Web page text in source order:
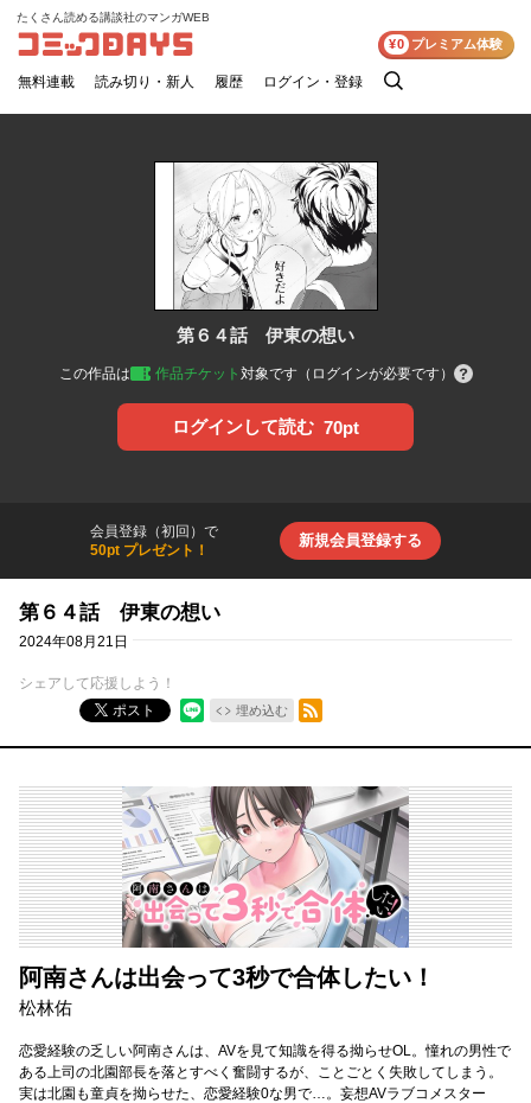
コミックDAYS
たくさん読める講談社のマンガWEB
無料連載 読み切り・新人 履歴 ログイン・登録
検
¥0 プレミアム体験
第６４話 伊東の想い
この作品は 作品チケット 対象です（ログインが必要です）
ログインして読む 70pt
会員登録（初回）で
50pt プレゼント！
新規会員登録する
第６４話 伊東の想い
2024年08月21日
シェアして応援しよう！
ポスト
埋め込む
RSSフィード
阿南さんは出会って3秒で合体したい！
松林佑
恋愛経験の乏しい阿南さんは、AVを見て知識を得る拗らせOL。憧れの男性で
ある上司の北園部長を落とすべく奮闘するが、ことごとく失敗してしまう。
実は北園も童貞を拗らせた、恋愛経験0な男で…。妄想AVラブコメスター